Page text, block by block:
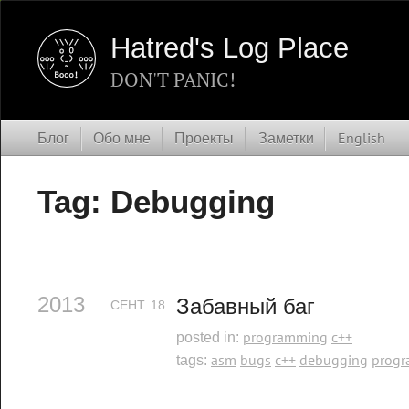
Hatred's Log Place
DON'T PANIC!
Блог Обо мне Проекты Заметки English
Tag: Debugging
2013 Забавный баг
СЕНТ. 18
posted in: programming c++
tags: asm bugs c++ debugging